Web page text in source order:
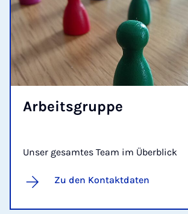
Ar­beits­grup­pe
Unser gesamtes Team im Überblick
Zu den Kontaktdaten